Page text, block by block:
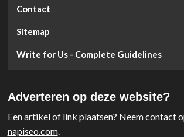
Contact
Sitemap
Write for Us - Complete Guidelines
Adverteren op deze website?
Een artikel of link plaatsen? Neem contact
napiseo.com.